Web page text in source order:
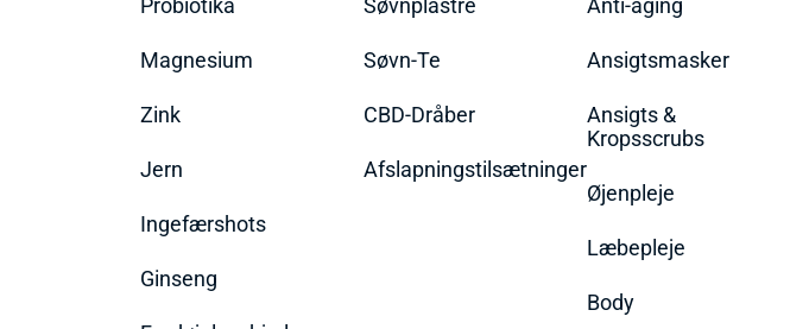
Probiotika
Magnesium
Zink
Jern
Ingefærshots
Ginseng
Søvnplastre
Søvn-Te
CBD-Dråber
Afslapningstilsætninger
Anti-aging
Ansigtsmasker
Ansigts &
Kropsscrubs
Øjenpleje
Læbepleje
Body